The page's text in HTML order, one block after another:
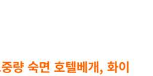
량 숙면 호텔베개, 화이